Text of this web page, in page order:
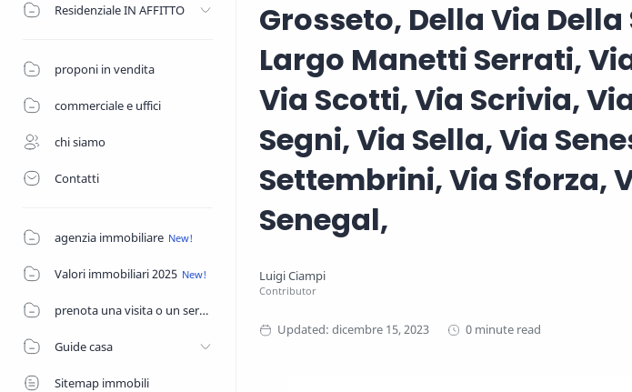
Residenziale IN AFFITTO
proponi in vendita
commerciale e uffici
chi siamo
Contatti
agenzia immobiliare
Valori immobiliari 2025
prenota una visita o un servizio di agenzia
Guide casa
Sitemap immobili
Grosseto, Della Via
Largo Manetti Serrati,
Via Scotti, Via Scrivia,
Segni, Via Sella, Via
Settembrini, Via Sforza,
Senegal,
0 minute read